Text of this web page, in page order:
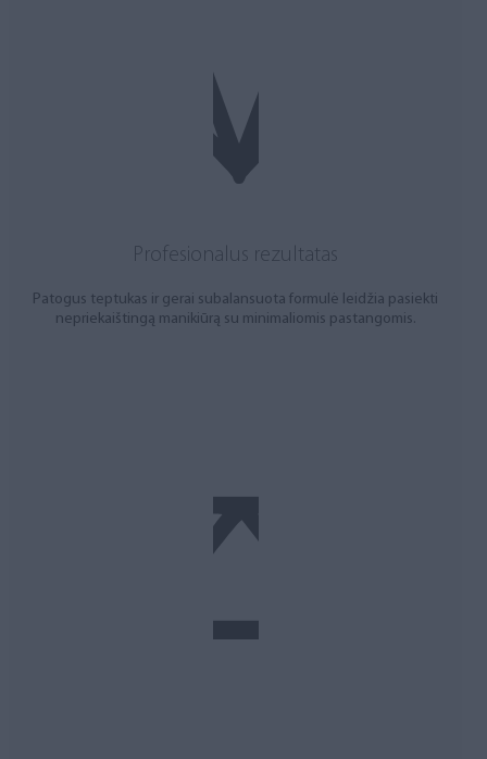
Profesionalus rezultatas
Patogus teptukas ir gerai subalansuota formulė leidžia pasiekti
nepriekaištingą manikiūrą su minimaliomis pastangomis.